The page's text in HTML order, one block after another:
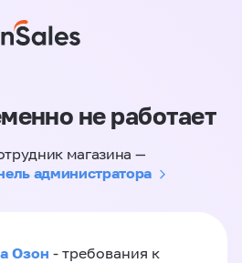
не работает
магазина —
администратора
Озон - требования к